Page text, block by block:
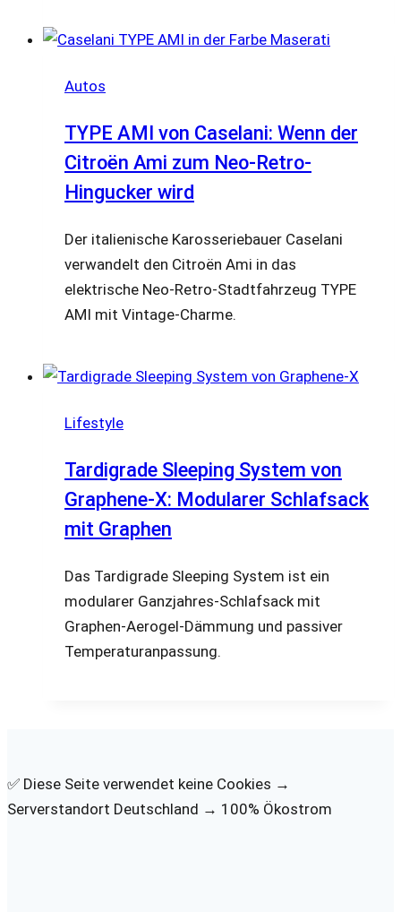
Autos
TYPE AMI von Caselani: Wenn der
Citroën Ami zum Neo-Retro-
Hingucker wird
Der italienische Karosseriebauer Caselani
verwandelt den Citroën Ami in das
elektrische Neo-Retro-Stadtfahrzeug TYPE
AMI mit Vintage-Charme.
Lifestyle
Tardigrade Sleeping System von
Graphene-X: Modularer Schlafsack
mit Graphen
Das Tardigrade Sleeping System ist ein
modularer Ganzjahres-Schlafsack mit
Graphen-Aerogel-Dämmung und passiver
Temperaturanpassung.
✅ Diese Seite verwendet keine Cookies →
Serverstandort Deutschland → 100% Ökostrom